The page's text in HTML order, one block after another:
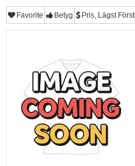
Favorite Betyg Pris, Lägst Först